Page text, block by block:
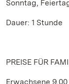
Sonntag,
Dauer: 1 Stunde
PREISE FÜR
Erwachsene